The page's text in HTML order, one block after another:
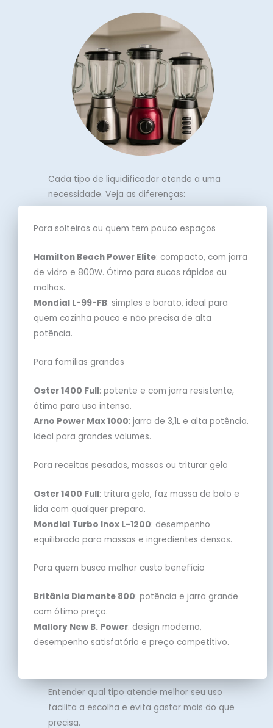
Cada tipo de liquidificador atende a uma
necessidade. Veja as diferenças:
Para solteiros ou quem tem pouco espaços
Hamilton Beach Power Elite: compacto, com jarra
de vidro e 800W. Ótimo para sucos rápidos ou
molhos.
Mondial L-99-FB: simples e barato, ideal para
quem cozinha pouco e não precisa de alta
potência.
Para famílias grandes
Oster 1400 Full: potente e com jarra resistente,
ótimo para uso intenso.
Arno Power Max 1000: jarra de 3,1L e alta potência.
Ideal para grandes volumes.
Para receitas pesadas, massas ou triturar gelo
Oster 1400 Full: tritura gelo, faz massa de bolo e
lida com qualquer preparo.
Mondial Turbo Inox L-1200: desempenho
equilibrado para massas e ingredientes densos.
Para quem busca melhor custo benefício
Britânia Diamante 800: potência e jarra grande
com ótimo preço.
Mallory New B. Power: design moderno,
desempenho satisfatório e preço competitivo.
Entender qual tipo atende melhor seu uso
facilita a escolha e evita gastar mais do que
precisa.